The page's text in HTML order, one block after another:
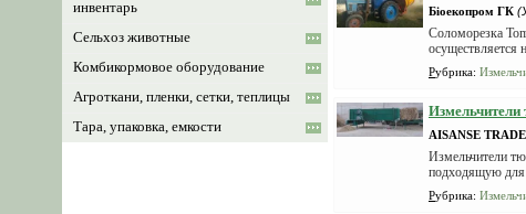
инвентарь
Сельхоз животные
Комбикормовое оборудование
Агроткани, пленки, сетки, теплицы
Тара, упаковка, емкости
Біоекопром ГК
Соломорезка
Рубрика:
AISANSE TRADE
Измельчители
подходящую для
Рубрика: